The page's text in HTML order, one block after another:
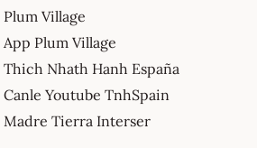
Plum Village
App Plum Village
Thich Nhath Hanh España
Canle Youtube TnhSpain
Madre Tierra Interser